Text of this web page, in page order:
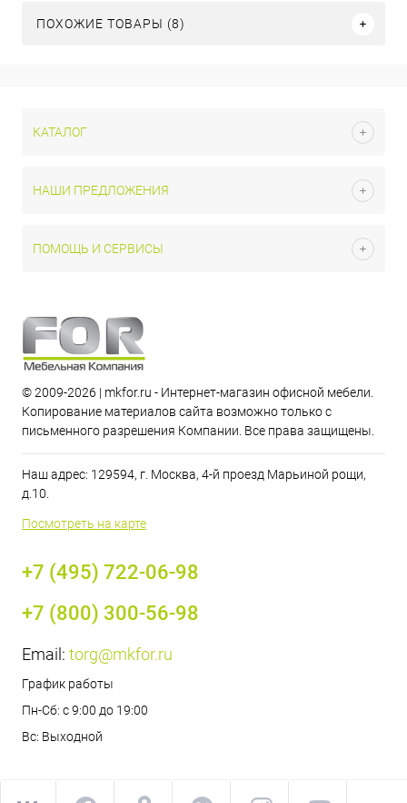
ПОХОЖИЕ ТОВАРЫ (8)
КАТАЛОГ
НАШИ ПРЕДЛОЖЕНИЯ
ПОМОЩЬ И СЕРВИСЫ
© 2009-2026 | mkfor.ru - Интернет-магазин офисной мебели.
Копирование материалов сайта возможно только с
письменного разрешения Компании. Все права защищены.
Наш адрес: 129594, г. Москва, 4-й проезд Марьиной рощи,
д.10.
Посмотреть на карте
+7 (495) 722-06-98
+7 (800) 300-56-98
Email: torg@mkfor.ru
График работы
Пн-Сб: с 9:00 до 19:00
Вс: Выходной